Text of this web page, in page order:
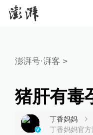
澎湃号·湃客 >
猪肝有毒
丁香妈妈
丁香妈妈官